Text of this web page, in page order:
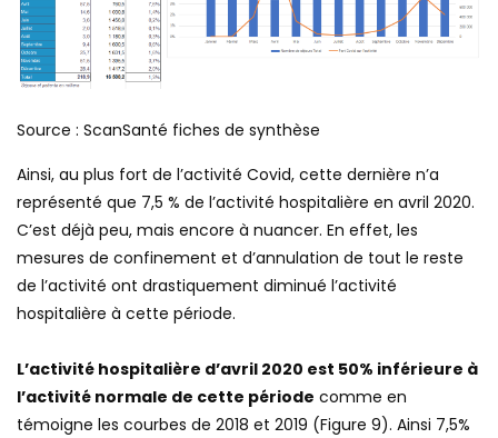
Source : ScanSanté fiches de synthèse
Ainsi, au plus fort de l’activité Covid, cette dernière n’a
représenté que 7,5 % de l’activité hospitalière en avril 2020.
C’est déjà peu, mais encore à nuancer. En effet, les
mesures de confinement et d’annulation de tout le reste
de l’activité ont drastiquement diminué l’activité
hospitalière à cette période.
L’activité hospitalière d’avril 2020 est 50% inférieure à
l’activité normale de cette période comme en
témoigne les courbes de 2018 et 2019 (Figure 9). Ainsi 7,5%